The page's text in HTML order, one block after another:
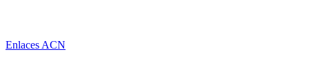
Enlaces ACN